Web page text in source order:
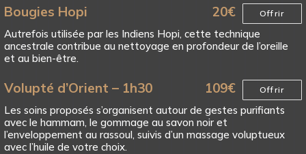
Bougies Hopi 20€ Offrir
Autrefois utilisée par les Indiens Hopi, cette technique
ancestrale contribue au nettoyage en profondeur de l’oreille
et au bien-être.
Volupté d’Orient – 1h30 109€ Offrir
Les soins proposés s’organisent autour de gestes purifiants
avec le hammam, le gommage au savon noir et
l’enveloppement au rassoul, suivis d’un massage voluptueux
avec l’huile de votre choix.